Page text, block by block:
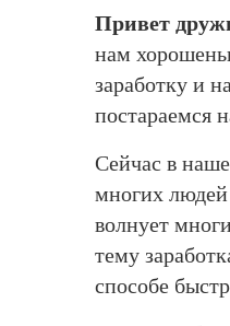
Привет
нам
заработку и
постараемся
Сейчас в
многих людей
волнует
тему
способе